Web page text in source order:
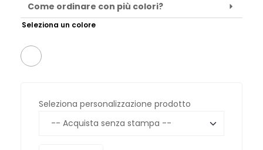
Come ordinare con più colori?
Seleziona un colore
Seleziona personalizzazione prodotto